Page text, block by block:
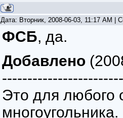
Дата: Вторник, 2008-06-03, 11:17 AM |
ФСБ, да.
Добавлено
Это для любого
многоугольника.